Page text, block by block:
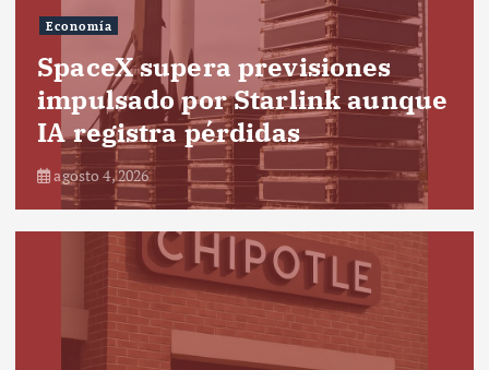
Economía
SpaceX supera previsiones
impulsado por Starlink aunque
IA registra pérdidas
agosto 4, 2026